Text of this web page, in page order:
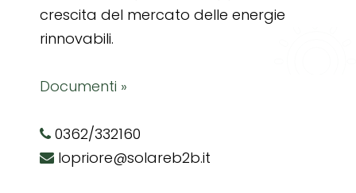
crescita del mercato delle energie
rinnovabili.
Documenti »
0362/332160
lopriore@solareb2b.it